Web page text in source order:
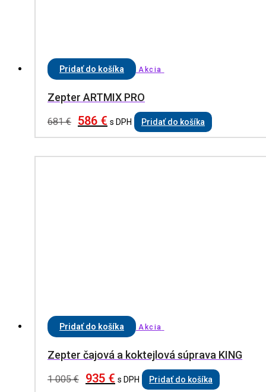
Pridať do košíka Akcia
Zepter ARTMIX PRO
681€ 586 € s DPH Pridať do košíka
Pridať do košíka Akcia
Zepter čajová a koktejlová súprava KING
1 005€ 935 € s DPH Pridať do košíka